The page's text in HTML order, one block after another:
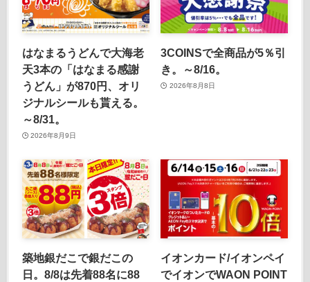
はなまるうどんで大海老
天3本の「はなまる感謝
うどん」が870円、オリ
ジナルシールも貰える。
～8/31。
2026年8月9日
3COINSで全商品が5％引
き。～8/16。
2026年8月8日
築地銀だこで銀だこの
日。8/8は先着88名に88
イオンカード/イオンペイ
でイオンでWAON POINT